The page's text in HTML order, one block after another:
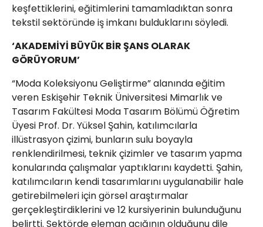
keşfettiklerini, eğitimlerini tamamladıktan sonra
tekstil sektöründe iş imkanı bulduklarını söyledi.
‘AKADEMİYİ BÜYÜK BİR ŞANS OLARAK
GÖRÜYORUM’
“Moda Koleksiyonu Geliştirme” alanında eğitim
veren Eskişehir Teknik Üniversitesi Mimarlık ve
Tasarım Fakültesi Moda Tasarım Bölümü Öğretim
Üyesi Prof. Dr. Yüksel Şahin, katılımcılarla
illüstrasyon çizimi, bunların sulu boyayla
renklendirilmesi, teknik çizimler ve tasarım yapma
konularında çalışmalar yaptıklarını kaydetti. Şahin,
katılımcıların kendi tasarımlarını uygulanabilir hale
getirebilmeleri için görsel araştırmalar
gerçekleştirdiklerini ve 12 kursiyerinin bulunduğunu
belirtti. Sektörde eleman açığının olduğunu dile